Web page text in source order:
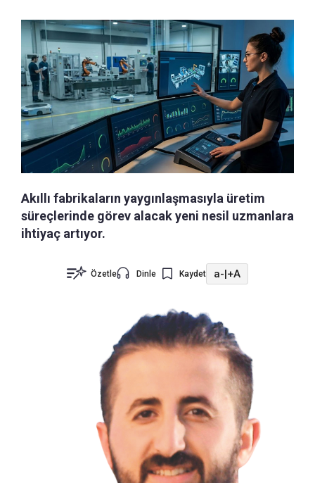
Akıllı fabrikaların yaygınlaşmasıyla üretim
süreçlerinde görev alacak yeni nesil uzmanlara
ihtiyaç artıyor.
Özetle Dinle Kaydet a-|+A